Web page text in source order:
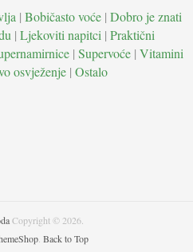
| Bobičasto voće| Dobro je znati
| Ljekoviti napitci | Praktični
| Supervoće| Vitamini
osvježenje| Ostalo
Copyright © 2026.
.Back to Top